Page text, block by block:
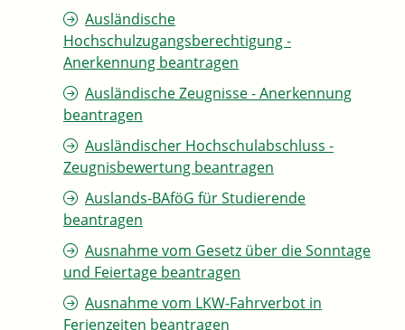
Ausländische
Hochschulzugangsberechtigung -
Anerkennung beantragen
Ausländische Zeugnisse - Anerkennung
beantragen
Ausländischer Hochschulabschluss -
Zeugnisbewertung beantragen
Auslands-BAföG für Studierende
beantragen
Ausnahme vom Gesetz über die Sonntage
und Feiertage beantragen
Ausnahme vom LKW-Fahrverbot in
Ferienzeiten beantragen